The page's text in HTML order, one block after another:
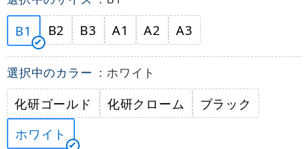
B1 B2 B3 A1 A2 A3
選択中のカラー : ホワイト
化研ゴールド 化研クローム
ブラック
ホワイト